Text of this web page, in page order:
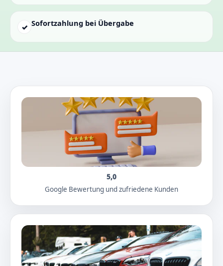
✓ Sofortzahlung bei Übergabe
5,0
Google Bewertung und zufriedene Kunden